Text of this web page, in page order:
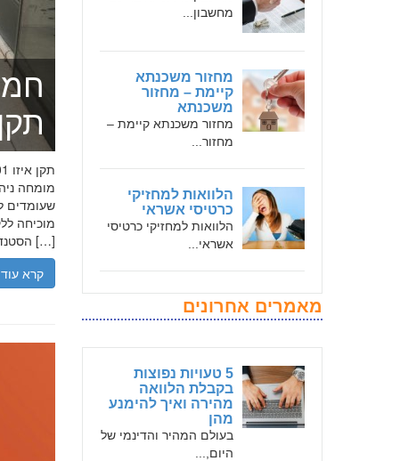
מחשבון...
מחזור משכנתא
קיימת – מחזור
משכנתא
מחזור משכנתא קיימת –
מחזור...
הלוואות למחזיקי
כרטיסי אשראי
הלוואות למחזיקי כרטיסי
אשראי...
מאמרים אחרונים
5 טעויות נפוצות
בקבלת הלוואה
מהירה ואיך להימנע
מהן
בעולם המהיר והדינמי של
היום,...
תקן
שעומדים
הסטנדרטים […]
קרא עוד